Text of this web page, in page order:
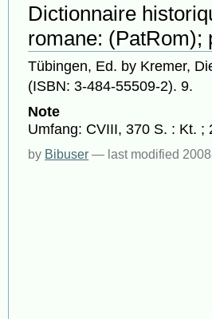
Dictionnaire
romane: (PatRom);
Tübingen, Ed. by Kremer,
(ISBN: 3-484-55509-2). 9.
Note
Umfang: CVIII, 370 S. : Kt. ;
by Bibuser — last modified